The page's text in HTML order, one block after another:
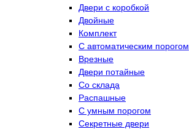
Двери с коробкой
Двойные
Комплект
С автоматическим порогом
Врезные
Двери потайные
Со склада
Распашные
С умным порогом
Секретные двери